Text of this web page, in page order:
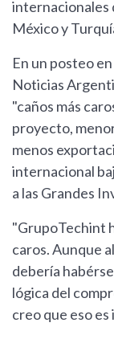
internacionales
México y
En un posteo
Noticias
"caños más
proyecto,
menos
internacional
a las Grandes
"GrupoTechint
caros. Aunque
debería
lógica del
creo que eso